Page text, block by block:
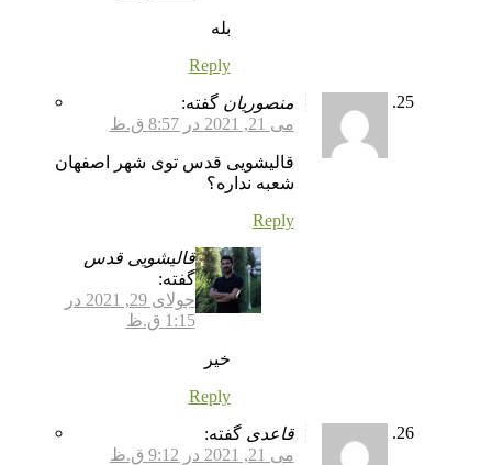
بله
Reply
منصوریان گفته:
می 21, 2021 در 8:57 ق.ظ
قالیشویی قدس توی شهر اصفهان
شعبه نداره؟
Reply
قالیشویی قدس
گفته:
جولای 29, 2021 در
1:15 ق.ظ
خیر
Reply
قاعدی گفته:
می 21, 2021 در 9:12 ق.ظ